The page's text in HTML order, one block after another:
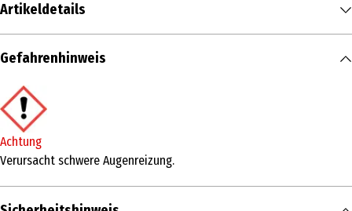
Artikeldetails
Inhalt
Produkttyp
Geschirrspültabs, -Gel & -Pulver
Produkteigenschaft
reinigend|hypoallergen
Gefahrenhinweis
Achtung
Verursacht schwere Augenreizung.